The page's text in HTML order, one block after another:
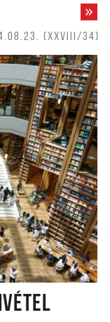
(XXVIII/34)